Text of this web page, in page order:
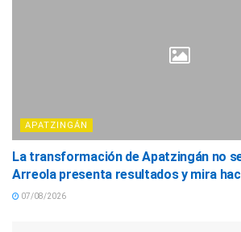
APATZINGÁN
La transformación de Apatzingán no
Arreola presenta resultados y mira
07/08/2026